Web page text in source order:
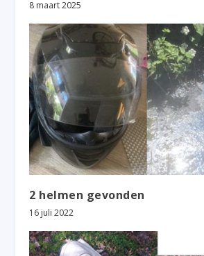
8 maart 2025
2 helmen gevonden
16 juli 2022